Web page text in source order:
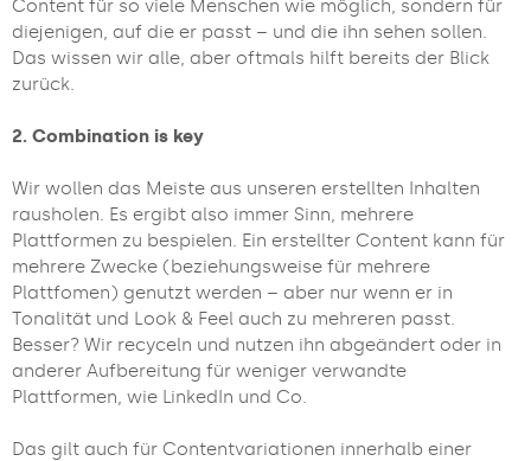
Content für so viele Menschen wie möglich, sondern für
diejenigen, auf die er passt – und die ihn sehen sollen.
Das wissen wir alle, aber oftmals hilft bereits der Blick
zurück.
2. Combination is key
Wir wollen das Meiste aus unseren erstellten Inhalten
rausholen. Es ergibt also immer Sinn, mehrere
Plattformen zu bespielen. Ein erstellter Content kann für
mehrere Zwecke (beziehungsweise für mehrere
Plattfomen) genutzt werden – aber nur wenn er in
Tonalität und Look & Feel auch zu mehreren passt.
Besser? Wir recyceln und nutzen ihn abgeändert oder in
anderer Aufbereitung für weniger verwandte
Plattformen, wie LinkedIn und Co.
Das gilt auch für Contentvariationen innerhalb einer